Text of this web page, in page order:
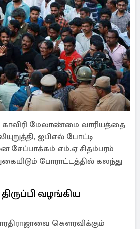
மேலாண்மை வாரியத்தை
ஐபிஎல் போட்டி
எம்.ஏ சிதம்பரம்
போராட்டத்தில் கலந்து
வழங்கிய
கௌரவிக்கும்